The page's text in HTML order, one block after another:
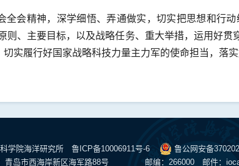
全会精神，深学细悟、弄通做实，切实把思想和行
则、主要目标，以及战略任务、重大举措，运用好
实履行好国家战略科技力量主力军的使命担当，落
学院海洋研究所 鲁ICP备10006911号-6
鲁公网安备
青岛市西海岸新区海军路88号
邮编：266000 邮件：